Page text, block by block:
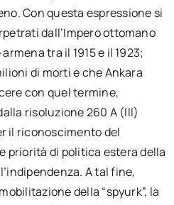
Con questa espressione si
dall’Impero ottomano
tra il 1915 e il 1923;
di morti e che Ankara
con quel termine,
risoluzione 260 A (III)
il riconoscimento del
priorità di politica estera della
A tal fine,
della “spyurk”, la